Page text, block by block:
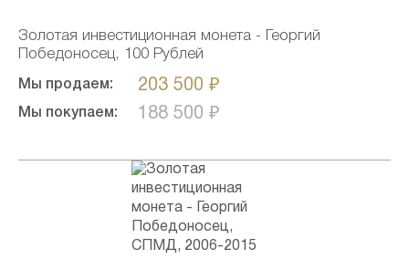
Золотая инвестиционная монета - Георгий
Победоносец, 100 Рублей
Мы продаем: 203 500 ₽
Мы покупаем: 188 500 ₽